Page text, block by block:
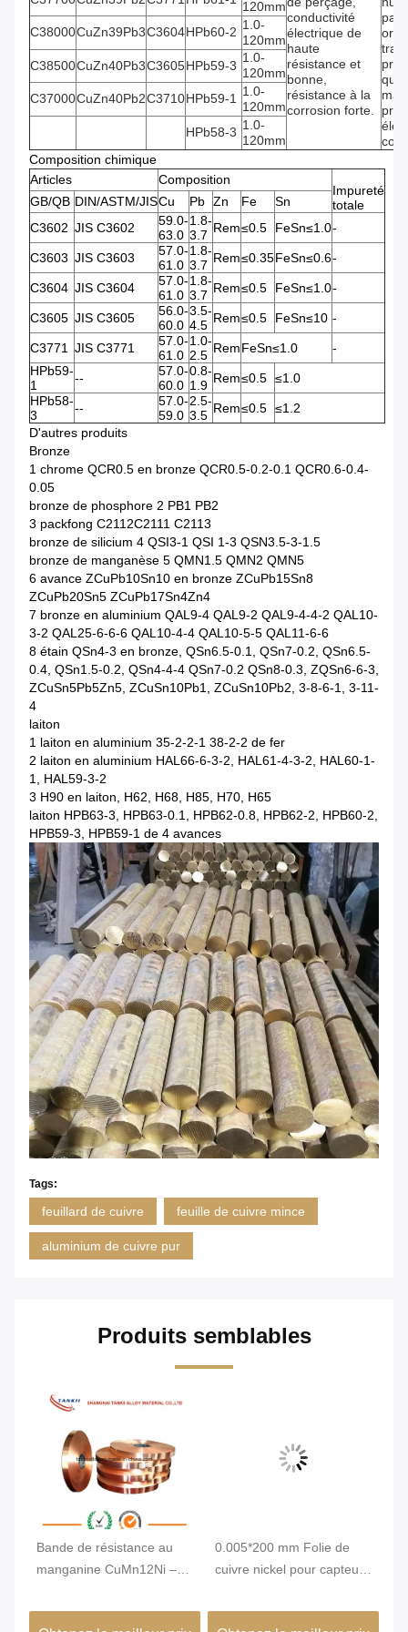
conductivité
électrique de
haute
résistance et
bonne,
résistance à la
corrosion forte.
par
que
120mm
C38000CuZn39Pb3C3604HPb60-2 1.0-
120mm
C38500CuZn40Pb3C3605HPb59-3
1.0-
120mm
C37000CuZn40Pb2C3710HPb59-1 1.0-
120mm
HPb58-3 1.0-
120mm
Composition chimique
Articles
Composition
Impureté
totale
GB/QB DIN/ASTM/JISCu Pb Zn Fe
Sn
C3602 JIS C3602
59.0-
63.0
1.8-
3.7 Rem≤0.5 FeSn≤1.0-
C3603 JIS C3603
57.0-
61.0
1.8-
3.7 Rem≤0.35FeSn≤0.6-
C3604 JIS C3604
57.0-
61.0
1.8-
3.7 Rem≤0.5 FeSn≤1.0-
C3605 JIS C3605
56.0-
60.0
3.5-
4.5 Rem≤0.5 FeSn≤10 -
C3771 JIS C3771
57.0-
61.0
1.0-
2.5 RemFeSn≤1.0
-
HPb59-
1
--
57.0-
60.0
0.8-
1.9 Rem≤0.5 ≤1.0
HPb58-
3
--
57.0-
59.0
2.5-
3.5 Rem≤0.5 ≤1.2
D'autres produits
Bronze
1 chrome QCR0.5 en bronze QCR0.5-0.2-0.1 QCR0.6-0.4-
0.05
bronze de phosphore 2 PB1 PB2
3 packfong C2112C2111 C2113
bronze de silicium 4 QSI3-1 QSI 1-3 QSN3.5-3-1.5
bronze de manganèse 5 QMN1.5 QMN2 QMN5
6 avance ZCuPb10Sn10 en bronze ZCuPb15Sn8
ZCuPb20Sn5 ZCuPb17Sn4Zn4
7 bronze en aluminium QAL9-4 QAL9-2 QAL9-4-4-2 QAL10-
3-2 QAL25-6-6-6 QAL10-4-4 QAL10-5-5 QAL11-6-6
8 étain QSn4-3 en bronze, QSn6.5-0.1, QSn7-0.2, QSn6.5-
0.4, QSn1.5-0.2, QSn4-4-4 QSn7-0.2 QSn8-0.3, ZQSn6-6-3,
ZCuSn5Pb5Zn5, ZCuSn10Pb1, ZCuSn10Pb2, 3-8-6-1, 3-11-
4
laiton
1 laiton en aluminium 35-2-2-1 38-2-2 de fer
2 laiton en aluminium HAL66-6-3-2, HAL61-4-3-2, HAL60-1-
1, HAL59-3-2
3 H90 en laiton, H62, H68, H85, H70, H65
laiton HPB63-3, HPB63-0.1, HPB62-0.8, HPB62-2, HPB60-2,
HPB59-3, HPB59-1 de 4 avances
Tags:
feuillard de cuivre feuille de cuivre mince
aluminium de cuivre pur
Produits semblables
Bande de résistance au
manganine CuMn12Ni –
d'épaisseur 0,01-7 mm
0.005*200 mm Folie de
cuivre nickel pour capteur